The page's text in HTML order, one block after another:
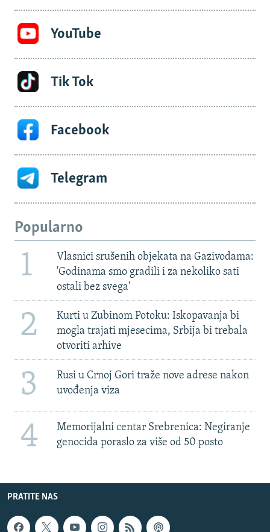
YouTube
Tik Tok
Facebook
Telegram
Popularno
1
Vlasnici srušenih objekata na Gazivodama:
'Godinama smo gradili i za nekoliko sati
ostali bez svega'
2
Kurti u Zubinom Potoku: Iskopavanja bi
mogla trajati mjesecima, Srbija bi trebala
otvoriti arhive
3
Rusi u Crnoj Gori traže nove adrese nakon
uvođenja viza
4
Memorijalni centar Srebrenica: Negiranje
genocida poraslo za više od 50 posto
PRATITE NAS